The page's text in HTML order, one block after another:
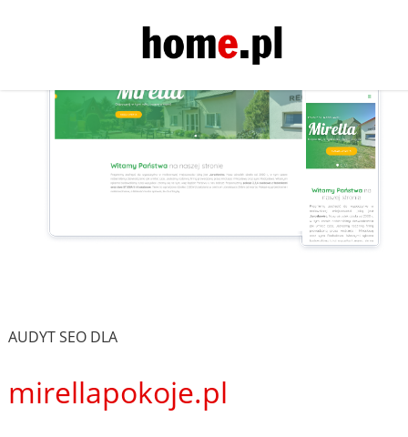
AUDYT SEO DLA
mirellapokoje.pl